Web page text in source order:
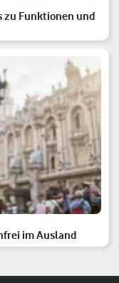
zu Funktionen und
im Ausland